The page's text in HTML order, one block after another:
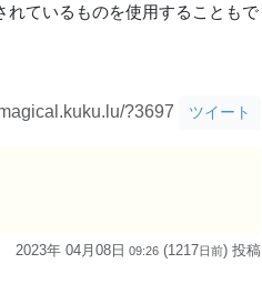
ているものを使用することもで
?3697 ツイート
2023年 04月08日 09:26 (1217日前) 投稿